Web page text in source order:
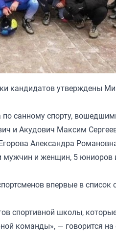
кандидатов утверждены
санному спорту,
и Акудович Максим
Александра
мужчин и женщин, 5 юниоров
впервые в список
спортивной школы,
команды», — говорится на